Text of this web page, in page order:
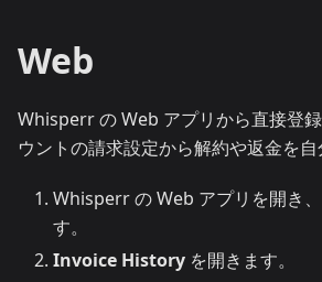
Web
Whisperr の Web アプリから直接登
ウントの請求設定から解約や返金を自
Whisperr の Web アプリを開き、
す。
Invoice History を開きます。